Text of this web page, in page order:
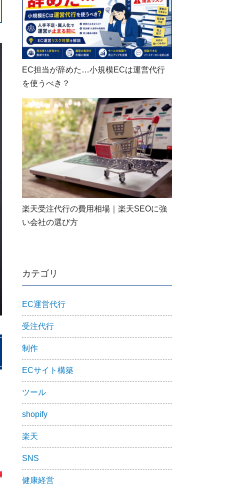
EC担当が辞めた…小規模ECは運営代行
を使うべき？
楽天受注代行の費用相場｜楽天SEOに強
い会社の選び方
カテゴリ
EC運営代行
受注代行
制作
ECサイト構築
ツール
shopify
楽天
SNS
健康経営